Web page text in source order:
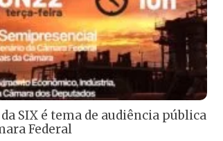
da SIX é tema de audiência pública
Federal